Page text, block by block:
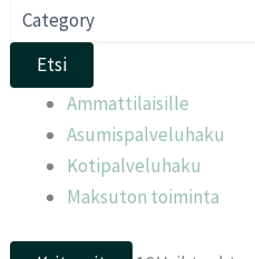
Etsi
Ammattilaisille
Asumispalveluhaku
Kotipalveluhaku
Maksuton toiminta